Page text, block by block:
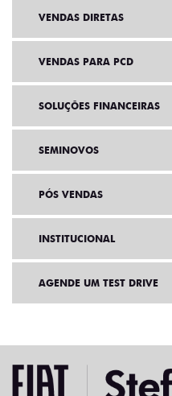
VENDAS DIRETAS
VENDAS PARA PCD
SOLUÇÕES FINANCEIRAS
SEMINOVOS
PÓS VENDAS
INSTITUCIONAL
AGENDE UM TEST DRIVE